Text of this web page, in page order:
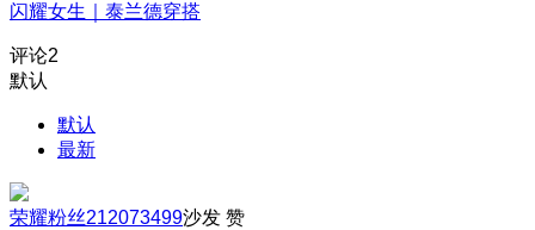
闪耀女生｜泰兰德穿搭
评论2
默认
默认
最新
荣耀粉丝212073499沙发 赞